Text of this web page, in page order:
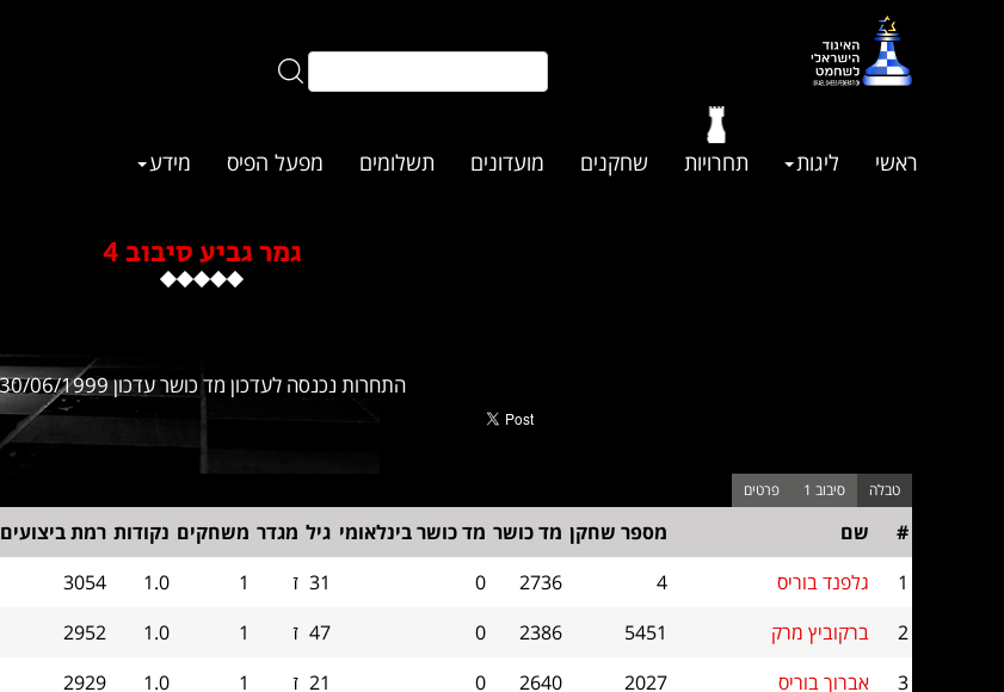
ראשי ליגות תחרויות שחקנים מועדונים תשלומים מפעל הפיס מידע
גמר גביע סיבוב 4
התחרות נכנסה לעדכון מד כושר עדכון 30/06/1999
# שם מספר שחקן מד כושר מד כושר בינלאומי גיל מגדר משחקים נקודות רמת ביצועים
1
גלפנד בוריס 4
2736
0
31 ז 1
1.0
3054
2
ברקוביץ מרק 5451
2386
0
47 ז 1
1.0
2952
3
אברוך בוריס 2027
2640
0
21 ז 1
1.0
2929